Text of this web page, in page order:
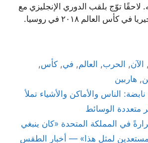
لاحقًا توّج بلقب الدوري الإنجليزي مع
العالم ٢٠١٨ في روسيا.
, الآن, الحرب, العالم, في,كأس,
, هاربين
الناس والأماكن والأشياء تملأ
متعددة الوسائط
في المملكة المتحدة «كان ينبغي
لمثل هذا» — أخبار الطقس